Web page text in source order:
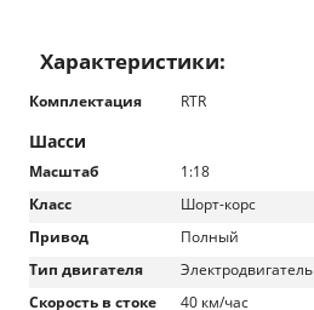
Характеристики:
Комплектация RTR
Шасси
Масштаб
1:18
Класс
Шорт-корс
Привод
Полный
Тип двигателя
Электродвигатель
Скорость в стоке
40 км/час